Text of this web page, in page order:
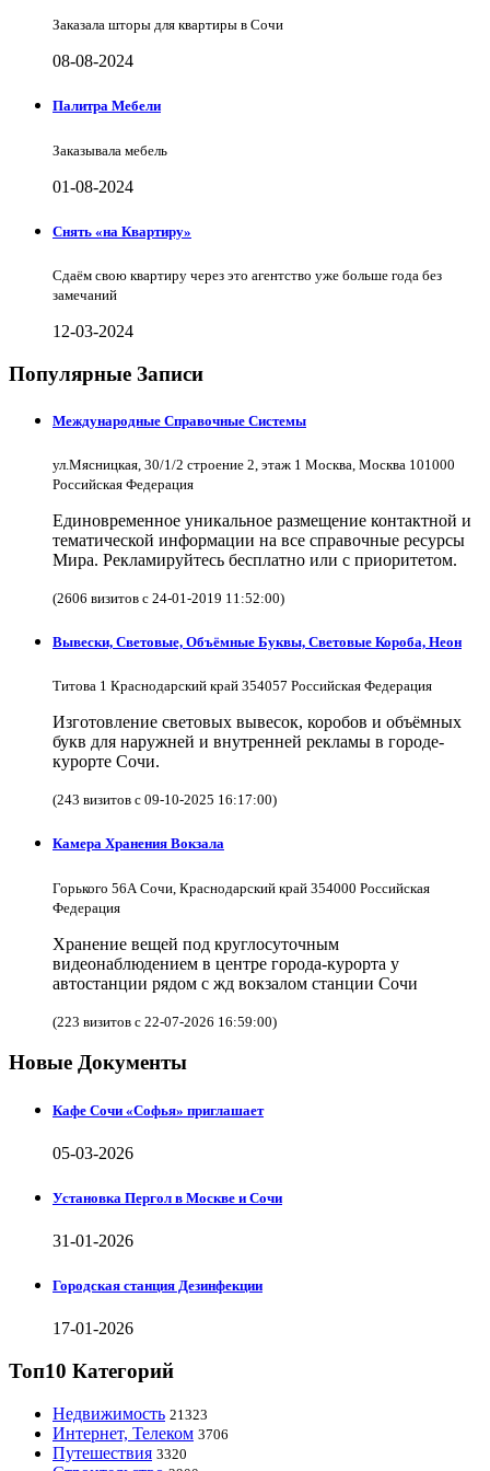
Заказала шторы для квартиры в Сочи
08-08-2024
Палитра Мебели
Заказывала мебель
01-08-2024
Снять «на Квартиру»
Сдаём свою квартиру через это агентство уже больше года без
замечаний
12-03-2024
Популярные Записи
Международные Справочные Системы
ул.Мясницкая, 30/1/2 строение 2, этаж 1 Москва, Москва 101000
Российская Федерация
Единовременное уникальное размещение контактной и
тематической информации на все справочные ресурсы
Мира. Рекламируйтесь бесплатно или с приоритетом.
(2606 визитов с 24-01-2019 11:52:00)
Вывески, Световые, Объёмные Буквы, Световые Короба, Неон
Титова 1 Краснодарский край 354057 Российская Федерация
Изготовление световых вывесок, коробов и объёмных
букв для наружней и внутренней рекламы в городе-
курорте Сочи.
(243 визитов с 09-10-2025 16:17:00)
Камера Хранения Вокзала
Горького 56А Сочи, Краснодарский край 354000 Российская
Федерация
Хранение вещей под круглосуточным
видеонаблюдением в центре города-курорта у
автостанции рядом с жд вокзалом станции Сочи
(223 визитов с 22-07-2026 16:59:00)
Новые Документы
Кафе Сочи «Софья» приглашает
05-03-2026
Установка Пергол в Москве и Сочи
31-01-2026
Городская станция Дезинфекции
17-01-2026
Топ10 Категорий
Недвижимость 21323
Интернет, Телеком 3706
Путешествия 3320